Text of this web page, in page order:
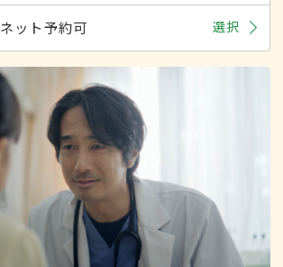
ネット予約可 選択